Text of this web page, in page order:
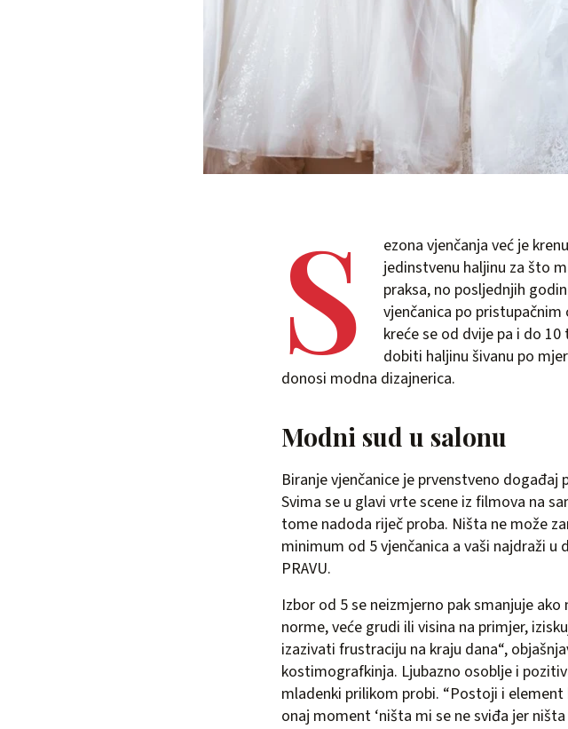
S
ezona vjenčanja već je
jedinstvenu haljinu za što
praksa, no posljednjih
vjenčanica po
kreće se od dvije pa i do
dobiti haljinu šivanu po
donosi modna dizajnerica.
Modni sud u salonu
Biranje vjenčanice je prvenstveno
Svima se u glavi vrte scene iz filmova na
tome nadoda riječ proba. Ništa ne može
minimum od 5 vjenčanica a vaši najdraži
PRAVU.
Izbor od 5 se neizmjerno pak smanjuje
norme, veće grudi ili visina na primjer,
izazivati frustraciju na kraju dana“,
kostimografkinja. Ljubazno osoblje i
mladenki prilikom probi. “Postoji i
onaj moment ‘ništa mi se ne sviđa jer ništa